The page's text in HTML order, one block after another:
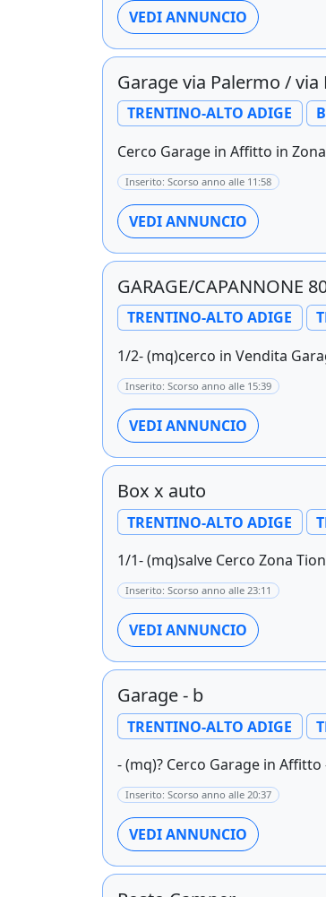
VEDI ANNUNCIO
Garage via Palermo / via
TRENTINO-ALTO ADIGE
Cerco Garage in Affitto in
Inserito: Scorso anno alle 11:58
VEDI ANNUNCIO
GARAGE/CAPANNONE
TRENTINO-ALTO ADIGE
1/2- (mq)cerco in Vendita
Inserito: Scorso anno alle 15:39
VEDI ANNUNCIO
Box x auto
TRENTINO-ALTO ADIGE
1/1- (mq)salve Cerco Zona
Inserito: Scorso anno alle 23:11
VEDI ANNUNCIO
Garage - b
TRENTINO-ALTO ADIGE
- (mq)? Cerco Garage in
Inserito: Scorso anno alle 20:37
VEDI ANNUNCIO